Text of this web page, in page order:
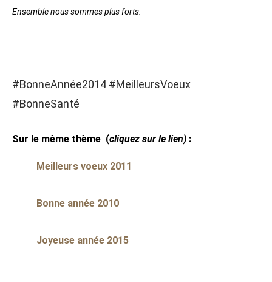
Ensemble nous sommes plus forts.
#BonneAnnée2014 #MeilleursVoeux
#BonneSanté
Sur le même thème (cliquez sur le lien) :
Meilleurs voeux 2011
Bonne année 2010
Joyeuse année 2015